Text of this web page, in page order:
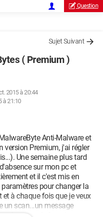
Question
Sujet Suivant
( Premium )
2015 à 20:44
à 21:10
Anti-Malware et
version Premium, j'ai régler
Une semaine plus tard
sur mon pc et
et il c'est mis en
pour changer la
à chaque fois que je veux
un scan...un message